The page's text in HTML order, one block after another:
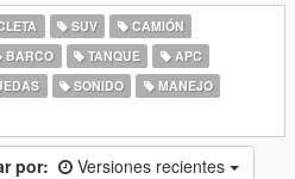
SUV
CAMIÓN
BARCO TANQUE
APC
SONIDO
MANEJO
por: Versiones recientes